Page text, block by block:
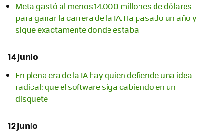
Meta gastó al menos 14.000 millones de dólares
para ganar la carrera de la IA. Ha pasado un año y
sigue exactamente donde estaba
14 junio
En plena era de la IA hay quien defiende una idea
radical: que el software siga cabiendo en un
disquete
12 junio